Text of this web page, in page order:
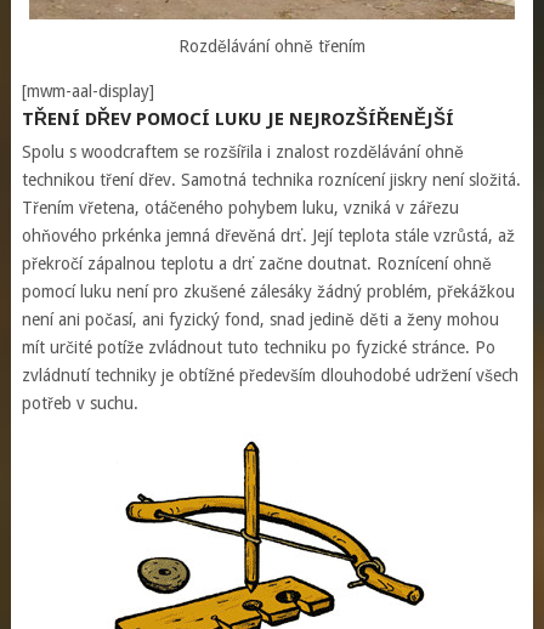
Rozdělávání ohně třením
[mwm-aal-display]
TŘENÍ DŘEV POMOCÍ LUKU JE NEJROZŠÍŘENĚJŠÍ
Spolu s woodcraftem se rozšířila i znalost rozdělávání ohně
technikou tření dřev. Samotná technika roznícení jiskry není složitá.
Třením vřetena, otáčeného pohybem luku, vzniká v zářezu
ohňového prkénka jemná dřevěná drť. Její teplota stále vzrůstá, až
překročí zápalnou teplotu a drť začne doutnat. Roznícení ohně
pomocí luku není pro zkušené zálesáky žádný problém, překážkou
není ani počasí, ani fyzický fond, snad jedině děti a ženy mohou
mít určité potíže zvládnout tuto techniku po fyzické stránce. Po
zvládnutí techniky je obtížné především dlouhodobé udržení všech
potřeb v suchu.